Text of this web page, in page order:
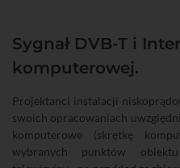
Sygnał DVB-T i
komputerowej.
Projektanci instalacji
swoich opracowaniach
komputerowe (skrętkę
wybranych punktów